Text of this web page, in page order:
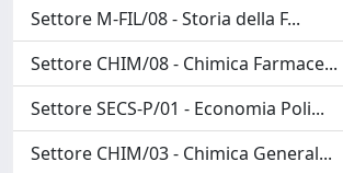
Settore M-FIL/08 - Storia della F...
Settore CHIM/08 - Chimica Farmace...
Settore SECS-P/01 - Economia Poli...
Settore CHIM/03 - Chimica General...